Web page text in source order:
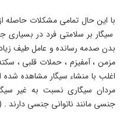
با این حال تمامی مشکلات حاصله
سیگار بر سلامتی فرد در بسیاری
بدن صدمه رسانده و عامل طیف
مزمن ، آمفیزم ، حملات قلبی ،
اغلب با منشاء سیگار مشاهده
مردان سیگاری نسبت به غیر
جنسی مانند ناتوانی جنسی دارند .